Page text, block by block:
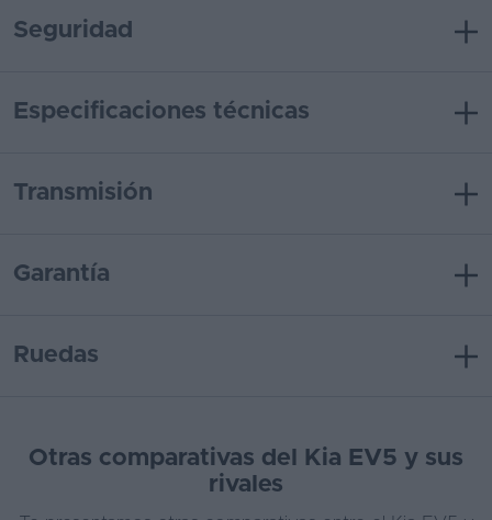
Seguridad
Especificaciones técnicas
Transmisión
Garantía
Ruedas
Otras comparativas del Kia EV5 y sus
rivales